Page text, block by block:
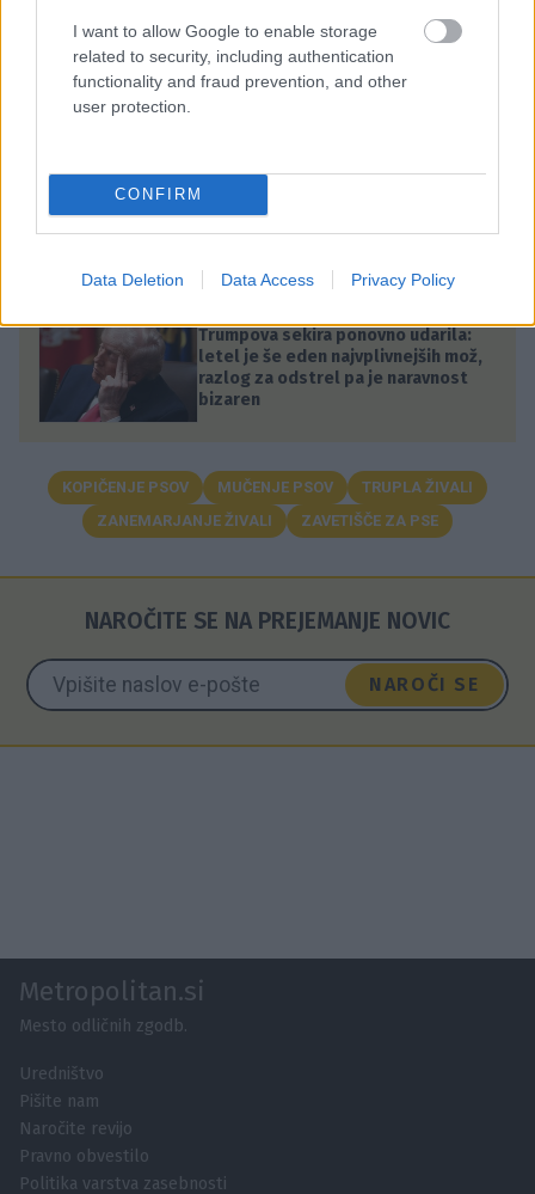
I want to allow Google to enable storage
related to security, including authentication
functionality and fraud prevention, and other
user protection.
CONFIRM
Data Deletion Data Access Privacy Policy
, ki so po navedbah prostovoljcev ležala po
zamrzovalnih skrinjah, hladilnikih, omarah, po tleh
in v kadi.
domove. Pričakujejo visoke stroške njihovega
zdravljenja, zato so občane pozvali k pomoči in
Trumpova sekira ponovno udarila:
letel je še eden najvplivnejših mož,
razlog za odstrel pa je naravnost
bizaren
KOPIČENJE PSOV MUČENJE PSOV
TRUPLA ŽIVALI
ZANEMARJANJE ŽIVALI
ZAVETIŠČE ZA PSE
NAROČITE SE NA PREJEMANJE NOVIC
NAROČI SE
Metropolitan.si
Mesto odličnih zgodb.
Uredništvo
Pišite nam
Naročite revijo
Pravno obvestilo
Politika varstva zasebnosti